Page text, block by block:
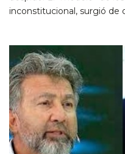
inconstitucional, surgió de